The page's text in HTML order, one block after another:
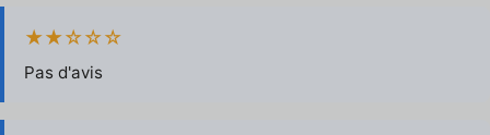
★★☆☆☆
Pas d'avis